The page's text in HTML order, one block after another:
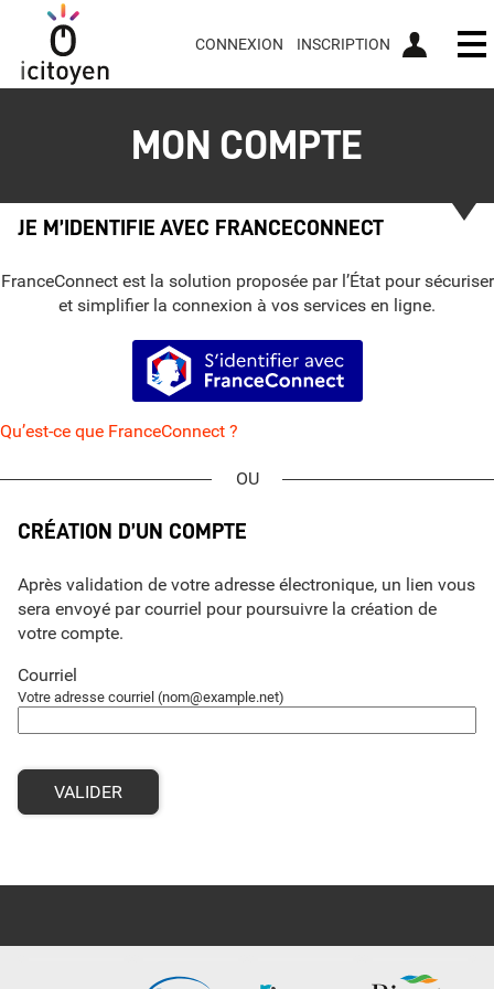
CONNEXION INSCRIPTION
MON COMPTE
JE M’IDENTIFIE AVEC FRANCECONNECT
FranceConnect est la solution proposée par l’État pour sécuriser
et simplifier la connexion à vos services en ligne.
S’identifier avec FranceConnect
Qu’est-ce que FranceConnect ?
CRÉATION D’UN COMPTE
Après validation de votre adresse électronique, un lien vous
sera envoyé par courriel pour poursuivre la création de
votre compte.
Courriel
Votre adresse courriel (nom@example.net)
VALIDER